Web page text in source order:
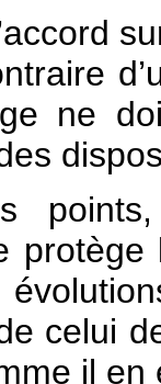
ne
celui
il